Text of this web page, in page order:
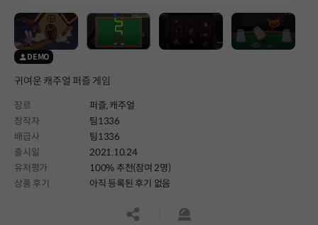
DEMO
귀여운 캐주얼 퍼즐 게임
장르 퍼즐,캐주얼
창작자
팀1336
배급사
팀1336
출시일
2021.10.24
유저평가
100% 추천(참여 2명)
상품 후기
아직 등록된 후기 없음
공유하기신고하기